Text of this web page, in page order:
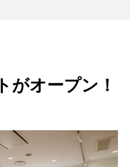
がオープン！